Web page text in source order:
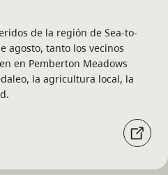
de la región de Sea-to-
agosto, tanto los vecinos
en Pemberton Meadows
la agricultura local, la